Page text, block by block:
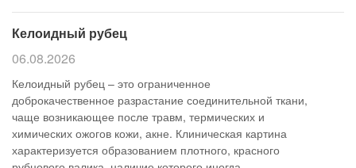
Келоидный рубец
06.08.2026
Келоидный рубец – это ограниченное
доброкачественное разрастание соединительной ткани,
чаще возникающее после травм, термических и
химических ожогов кожи, акне. Клиническая картина
характеризуется образованием плотного, красного